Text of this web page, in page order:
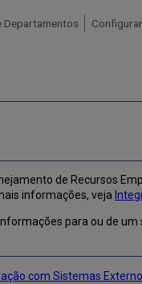
Departamentos
de Recursos
informações, veja
para ou de
com Sistemas